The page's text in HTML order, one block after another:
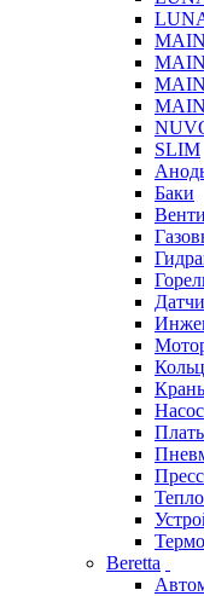
MAIN
SLIM
Баки
Beretta